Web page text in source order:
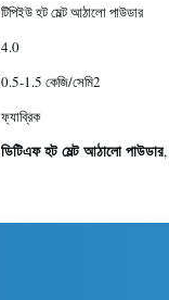
টিপিইউ হট মেল্ট আঠালো পাউডার
4.0
0.5-1.5 কেজি/সেমি2
ফ্যাব্রিক
ডিটিএফ হট মেল্ট আঠালো পাউডার,